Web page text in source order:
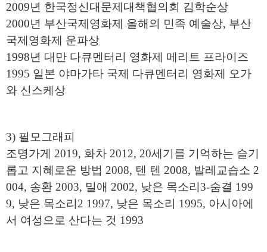
2009년 한국정신대문제대책협의회 김학순상
2000년 부산국제영화제 올해의 민족 예술상, 부산
국제영화제 운파상
1998년 대만 다큐멘터리 영화제 메리트 프라이즈
1995 일본 야마가타 국제 다큐멘터리 영화제 오가
와 신스케상
3) 필모그래피
조명가게 2019, 화차 2012, 20세기를 기억하는 슬기
롭고 지혜로운 방법 2008, 텐 텐 2008, 발레교습소 2
004, 송환 2003, 밀애 2002, 낮은 목소리 3-숨결 199
9, 낮은 목소리 2 1997, 낮은 목소리 1995, 아시아에
서 여성으로 산다는 것 1993